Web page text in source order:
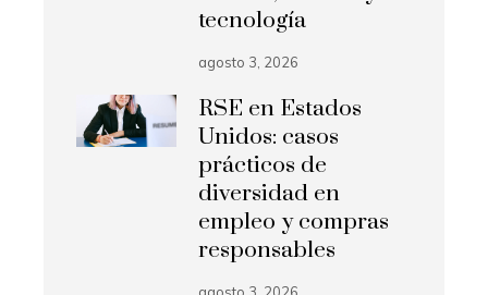
tecnología
agosto 3, 2026
RSE en Estados
Unidos: casos
prácticos de
diversidad en
empleo y compras
responsables